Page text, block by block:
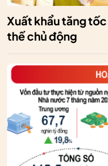
Xuất khẩu tăng
thế chủ động